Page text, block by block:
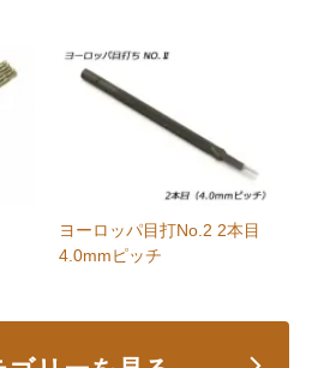
ヨーロッパ目打No.2 2本目
4.0mmピッチ